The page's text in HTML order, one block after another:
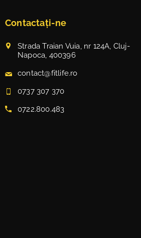
Contactați-ne
Strada Traian Vuia, nr 124A, Cluj-
Napoca, 400396
contact@fitlife.ro
0737 307 370
0722.800.483